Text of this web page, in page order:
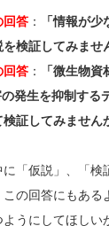
回答 ：
「情報が
検証してみませ
回答 ：
「微生物
発生を抑制する
証してみません
に「仮説」、「
この回答にもあ
うにしてほしい